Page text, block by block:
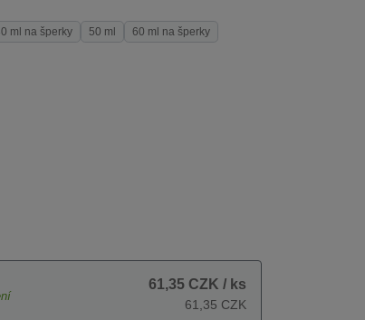
ml na šperky 50 ml
60 ml na šperky
61,35 CZK / ks
61,35 CZK